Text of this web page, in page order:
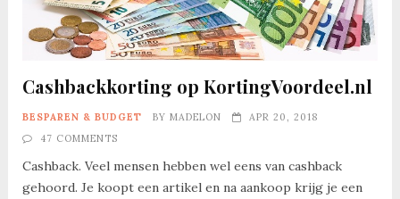
Cashbackkorting op KortingVoordeel.nl
BESPAREN & BUDGET BY MADELON
APR 20, 2018
47 COMMENTS
Cashback. Veel mensen hebben wel eens van cashback
gehoord. Je koopt een artikel en na aankoop krijg je een